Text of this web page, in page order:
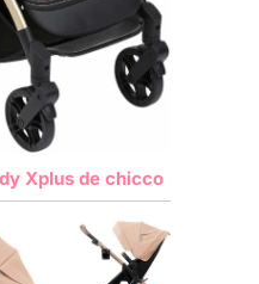
Xplus de chicco